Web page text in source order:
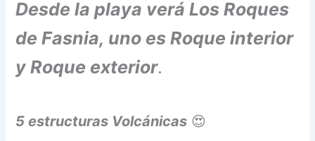
Desde la playa verá Los Roques
de Fasnia, uno es Roque interior
y Roque exterior.
5 estructuras Volcánicas 😍